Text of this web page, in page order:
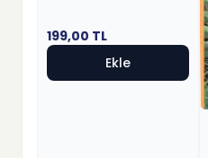
199,00 TL
Ekle